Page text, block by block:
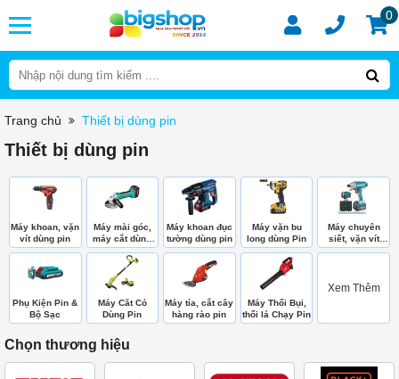
0
Trang chủ Thiết bị dùng pin
Thiết bị dùng pin
Máy khoan, vặn
vít dùng pin
Máy mài góc,
máy cắt dùng
pin
Máy khoan đục
tường dùng pin
Máy vặn bu
long dùng Pin
Máy chuyên
siết, vặn vít
dùng pin
Phụ Kiện Pin &
Bộ Sạc
Máy Căt Cỏ
Dùng Pin
Máy tỉa, cắt cây
hàng rào pin
Máy Thổi Bụi,
thổi lá Chạy Pin
Xem Thêm
Chọn thương hiệu